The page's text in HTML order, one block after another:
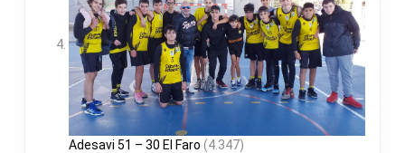
Adesavi 51 – 30 El Faro (4.347)